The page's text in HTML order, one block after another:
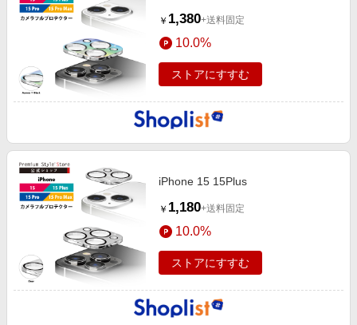
￥ 1,380+送料固定
10.0%
ストアにすすむ
iPhone 15 15Plus
￥ 1,180+送料固定
10.0%
ストアにすすむ